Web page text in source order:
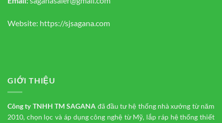
Website: https://sjsagana.com
GIỚI THIỆU
Công ty TNHH TMSAGANA đã đầu tư hệ thống nhà xưởng từ năm
2010, chọn lọc và áp dụng công nghệ từ Mỹ, lắp ráp hệ thống thiết